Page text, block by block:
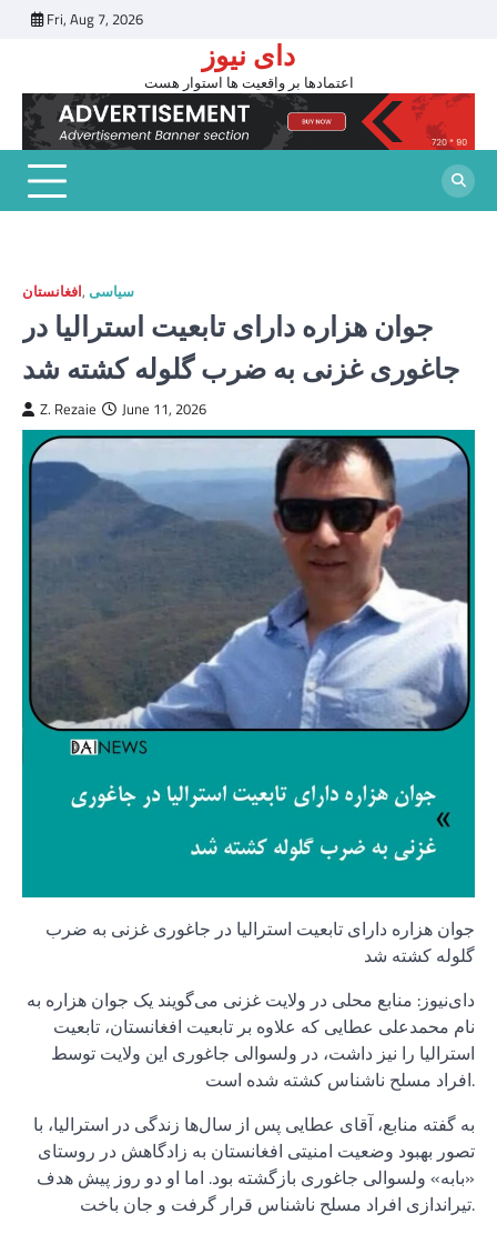
Fri, Aug 7, 2026
دای نیوز
اعتمادها بر واقعیت ها استوار هست
افغانستان, سیاسی
جوان هزاره دارای تابعیت استرالیا در
جاغوری غزنی به ضرب گلوله کشته شد
Z. Rezaie June 11, 2026
جوان هزاره دارای تابعیت استرالیا در جاغوری غزنی به ضرب
گلوله کشته شد
دای‌نیوز: منابع محلی در ولایت غزنی می‌گویند یک جوان هزاره به
نام محمدعلی عطایی که علاوه بر تابعیت افغانستان، تابعیت
استرالیا را نیز داشت، در ولسوالی جاغوری این ولایت توسط
افراد مسلح ناشناس کشته شده است.
به گفته منابع، آقای عطایی پس از سال‌ها زندگی در استرالیا، با
تصور بهبود وضعیت امنیتی افغانستان به زادگاهش در روستای
«بابه» ولسوالی جاغوری بازگشته بود. اما او دو روز پیش هدف
تیراندازی افراد مسلح ناشناس قرار گرفت و جان باخت.